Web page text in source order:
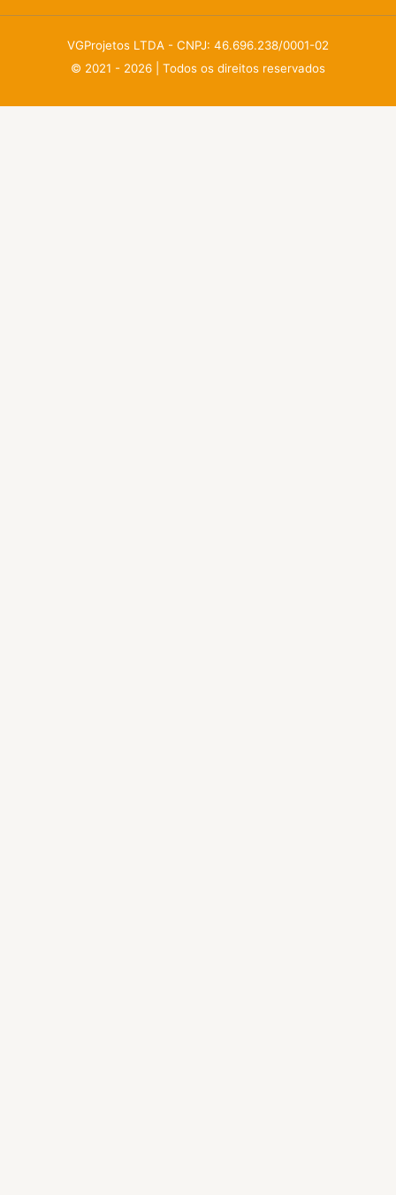
VGProjetos LTDA - CNPJ: 46.696.238/0001-02
© 2021 - 2026 | Todos os direitos reservados